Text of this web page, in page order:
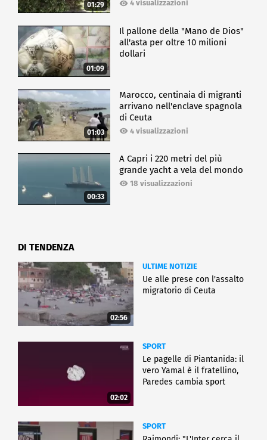
01:29 4 visualizzazioni
01:09
Il pallone della "Mano de Dios"
all'asta per oltre 10 milioni
dollari
01:03
Marocco, centinaia di migranti
arrivano nell'enclave spagnola
di Ceuta
4 visualizzazioni
00:33
A Capri i 220 metri del più
grande yacht a vela del mondo
18 visualizzazioni
DI TENDENZA
02:56
ULTIME NOTIZIE
Ue alle prese con l'assalto
migratorio di Ceuta
02:02
SPORT
Le pagelle di Piantanida: il
vero Yamal è il fratellino,
Paredes cambia sport
SPORT